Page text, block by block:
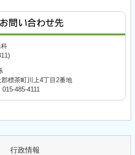
標茶町川上4丁目2番地
485-4111
行政情報